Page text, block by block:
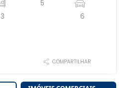
3
5
6
COMPARTILHAR